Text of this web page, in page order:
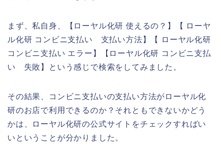
まず、私自身、【ローヤル化研 使えるの？】【 ローヤ
ル化研 コンビニ支払い 支払い方法】【 ローヤル化研
コンビニ支払い エラー】【ローヤル化研 コンビニ支払
い 失敗】という感じで検索をしてみました。
その結果、コンビニ支払いの支払い方法がローヤル化
研のお店で利用できるのか？それともできないかどう
かは、ローヤル化研の公式サイトをチェックすればい
いということが分かりました。